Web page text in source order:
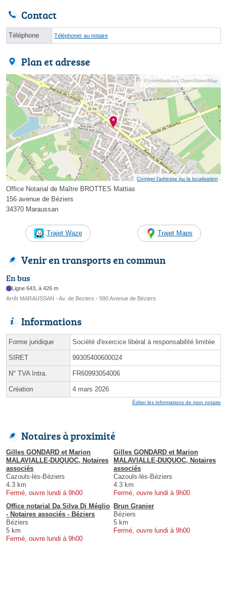
Contact
Téléphone Téléphoner au notaire
Plan et adresse
© contributeurs OpenStreetMap
Corriger l’adresse ou la localisation
Office Notarial de Maître BROTTES Mattias
156 avenue de Béziers
34370 Maraussan
Trajet Waze Trajet Maps
Venir en transports en commun
En bus
Ligne 643, à 426 m
Arrêt MARAUSSAN - Av. de Beziers - 580 Avenue de Béziers
Informations
Forme juridique Société d'exercice libéral à responsabilité limitée
SIRET 99305400600024
N° TVA Intra. FR60993054006
Création 4 mars 2026
Éditer les informations de mon notaire
Notaires à proximité
Gilles GONDARD et Marion
MALAVIALLE-DUQUOC, Notaires
associés
Cazouls-lès-Béziers
4.3 km
Fermé, ouvre lundi à 9h00
Gilles GONDARD et Marion
MALAVIALLE-DUQUOC, Notaires
associés
Cazouls-lès-Béziers
4.3 km
Fermé, ouvre lundi à 9h00
Office notarial Da Silva Di Méglio
- Notaires associés - Béziers
Béziers
5 km
Fermé, ouvre lundi à 9h00
Brun Granier
Béziers
5 km
Fermé, ouvre lundi à 9h00